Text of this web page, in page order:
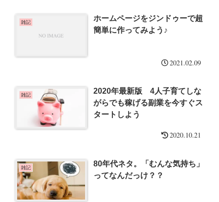
雑記
ホームページをジンドゥーで超
簡単に作ってみよう♪
2021.02.09
雑記
2020年最新版 4人子育てしな
がらでも稼げる副業を今すぐス
タートしよう
2020.10.21
雑記
80年代ネタ。「むんな気持ち」
ってなんだっけ？？